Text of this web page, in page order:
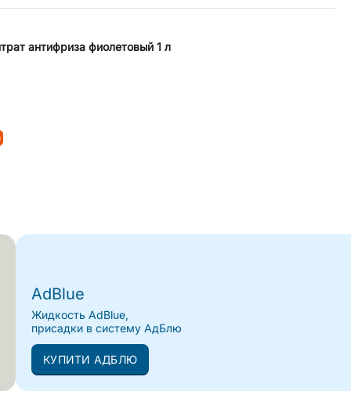
антифриза фиолетовый 1 л
AdBlue
Жидкость AdBlue,
присадки в систему АдБлю
КУПИТИ АДБЛЮ